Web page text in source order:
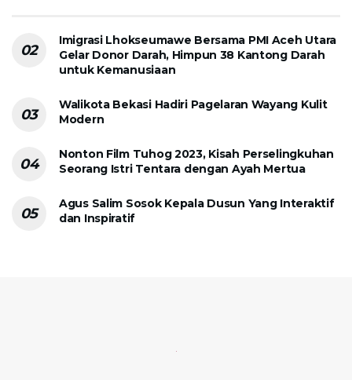
Imigrasi Lhokseumawe Bersama PMI Aceh Utara
Gelar Donor Darah, Himpun 38 Kantong Darah
untuk Kemanusiaan
Walikota Bekasi Hadiri Pagelaran Wayang Kulit
Modern
Nonton Film Tuhog 2023, Kisah Perselingkuhan
Seorang Istri Tentara dengan Ayah Mertua
Agus Salim Sosok Kepala Dusun Yang Interaktif
dan Inspiratif